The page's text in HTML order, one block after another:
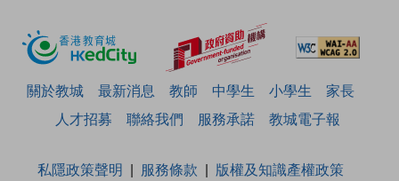
關於教城 最新消息 教師 中學生 小學生
家長
人才招募
聯絡我們 服務承諾 教城電子報
私隱政策聲明 服務條款
版權及知識產權政策